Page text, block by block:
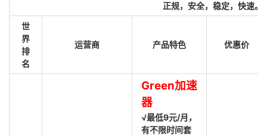
正规，安全，稳定，快速。
世
界
排
名
运营商 产品特色 优惠价
Green加速
器
√最低9元/月，
有不限时间套